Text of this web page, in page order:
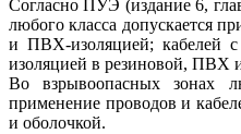
Согласно ПУЭ (издание 6,
любого класса допускается
и ПВХ-изоляцией; кабелей
изоляцией в резиновой, ПВХ
Во взрывоопасных зонах
применение проводов и
и оболочкой.